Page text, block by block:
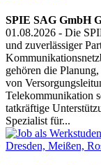
SPIE SAG GmbH
01.08.2026 - Die
und zuverlässiger
gehören die
von
Telekommunikation
tatkräftige
Spezialist für...